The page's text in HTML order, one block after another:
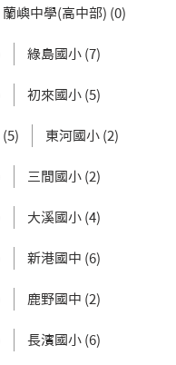
蘭嶼中學(高中部) (0)
綠島國小 (7)
初來國小 (5)
東河國小 (2)
三間國小 (2)
大溪國小 (4)
新港國中 (6)
鹿野國中 (2)
長濱國小 (6)